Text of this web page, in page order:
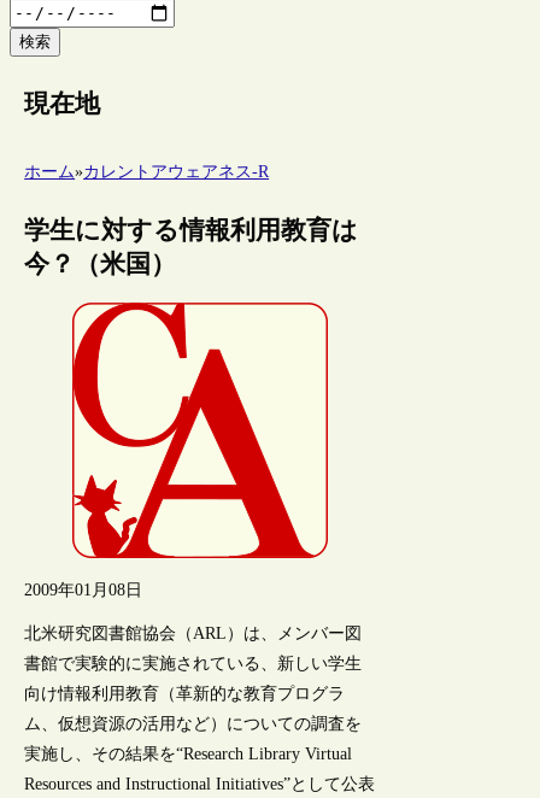
検索
現在地
ホーム»カレントアウェアネス-R
学生に対する情報利用教育は
今？（米国）
2009年01月08日
北米研究図書館協会（ARL）は、メンバー図
書館で実験的に実施されている、新しい学生
向け情報利用教育（革新的な教育プログラ
ム、仮想資源の活用など）についての調査を
実施し、その結果を“Research Library Virtual
Resources and Instructional Initiatives”として公表